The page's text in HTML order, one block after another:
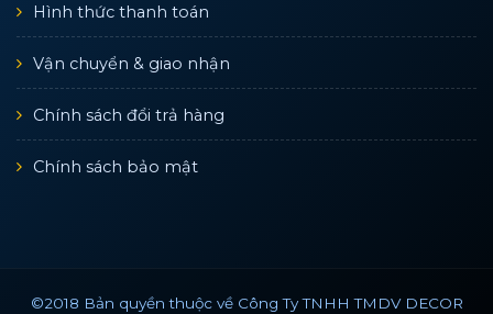
Hình thức thanh toán
Vận chuyển & giao nhận
Chính sách đổi trả hàng
Chính sách bảo mật
©2018 Bản quyền thuộc về Công Ty TNHH TMDV DECOR